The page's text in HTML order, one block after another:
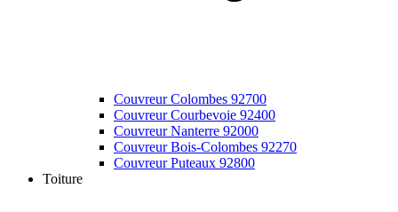
Couvreur Colombes 92700
Couvreur Courbevoie 92400
Couvreur Nanterre 92000
Couvreur Bois-Colombes 92270
Couvreur Puteaux 92800
Toiture